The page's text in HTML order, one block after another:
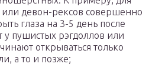
или девон-рексов совершенно
глаза на 3-5 день после
у пушистых рэгдоллов или
открываться только
а то и позже;